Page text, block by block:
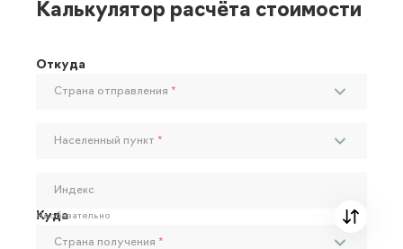
Калькулятор расчёта стоимости
Откуда
Страна отправления *
Населенный пункт *
Индекс
Необязательно
Куда
Страна получения *